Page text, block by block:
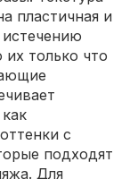
пластичная и
их только что
с
подходят
Для